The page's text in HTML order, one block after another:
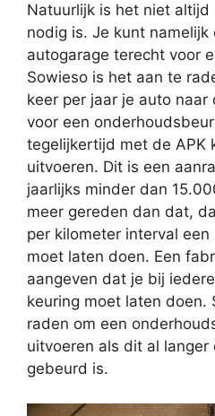
Natuurlijk is het niet
nodig is. Je kunt namelijk
autogarage terecht voor
Sowieso is het aan te
keer per jaar je auto
voor een
tegelijkertijd met de APK
uitvoeren. Dit is een
jaarlijks minder dan
meer gereden dan dat,
per kilometer interval
moet laten doen. Een
aangeven dat je bij
keuring moet laten doen.
raden om een
uitvoeren als dit al langer
gebeurd is.